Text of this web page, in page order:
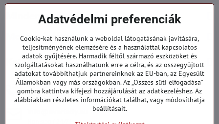
Minden a vásárlásról
Megrendelések
Kategóriák
919 060 751
Hétfő - Péntek: 09:00 - 15:00 hod.
Adatvédelmi preferenciák
Cookie-kat használunk a weboldal látogatásának javítására,
teljesítményének elemzésére és a használattal kapcsolatos
adatok gyűjtésére. Harmadik féltől származó eszközöket és
szolgáltatásokat használhatunk erre a célra, és az összegyűjtött
adatokat továbbíthatjuk partnereinknek az EU-ban, az Egyesült
Államokban vagy más országokban. Az „Összes süti elfogadása"
gombra kattintva kifejezi hozzájárulását az adatkezeléshez. Az
alábbiakban részletes információkat találhat, vagy módosíthatja
beállításait.